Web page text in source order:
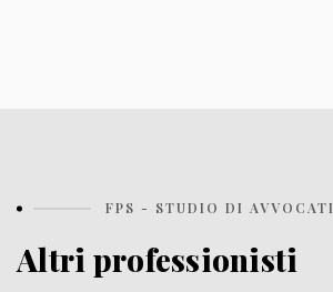
FPS - STUDIO DI AVVOCATI
Altri professionisti